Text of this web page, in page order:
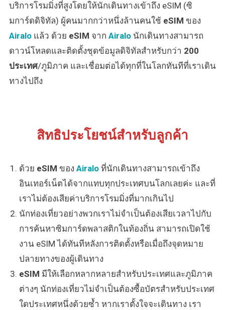
บริการโรมมิ่งที่สูงโดยให้นักเดินทางเข้าถึง eSIM (ซิ
มการ์ดดิจิทัล) ผู้คนมากกว่าหนึ่งล้านคนใช้ eSIM ของ
Airaloแล้ว ด้วย eSIM จาก Airalo นักเดินทางสามารถ
ดาวน์โหลดและติดตั้งชุดข้อมูลดิจิทัลสำหรับกว่า 200
ประเทศ/ภูมิภาค และเชื่อมต่อได้ทุกที่ในโลกทันทีที่เราเดิน
ทางไปถึง
สิทธิประโยชน์สำหรับลูกค้า
ด้วย eSIM ของ Airalo ที่นักเดินทางสามารถเข้าถึง
อินเทอร์เน็ตได้จากแทบทุกประเทศบนโลกเลยค่ะ และที่
เราไม่ต้องเสียค่าบริการโรมมิ่งที่มากเกินไป
นักท่องเที่ยวอย่างพวกเราไม่จำเป็นต้องเสียเวลาไปกับ
การค้นหาซิมการ์ดพลาสติกในท้องถิ่น สามารถเปิดใช้
งาน eSIM ได้ทันทีหลังการติดตั้งหรือเมื่อถึงจุดหมาย
ปลายทางของผู้เดินทาง
eSIM มีให้เลือกหลากหลายสำหรับประเทศและภูมิภาค
ต่างๆ นักท่องเที่ยวไม่จำเป็นต้องซื้อบัตรสำหรับประเทศ
ใดประเทศหนึ่งด้วยซ้ำ หากเราตั้งใจจะเดินทาง เรา